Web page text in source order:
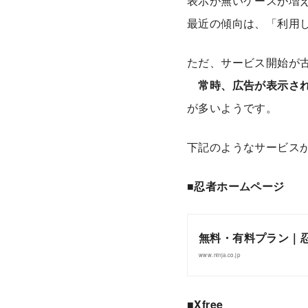
最近の傾向は、「利用
ただ、サービス開始が
常時、広告が表示さ
が多いようです。
下記のようなサービス
■忍者ホームページ
無料・有料プラン｜
www.ninja.co.jp
■Xfree